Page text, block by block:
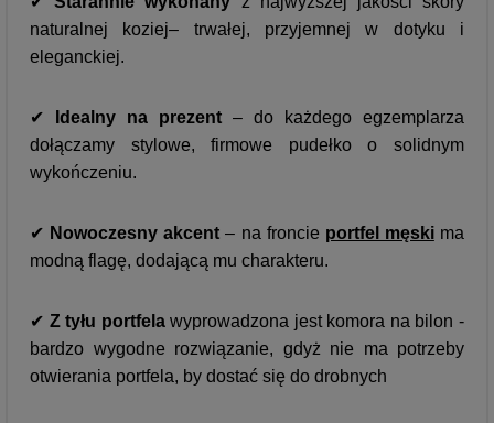
naturalnej koziej– trwałej, przyjemnej w dotyku i
eleganckiej.
✔ Idealny na prezent – do każdego egzemplarza
dołączamy stylowe, firmowe pudełko o solidnym
wykończeniu.
✔ Nowoczesny akcent – na froncie portfel męskima
modną flagę, dodającą mu charakteru.
✔ Z tyłu portfelawyprowadzona jest komora na bilon -
bardzo wygodne rozwiązanie, gdyż nie ma potrzeby
otwierania portfela, by dostać się do drobnych